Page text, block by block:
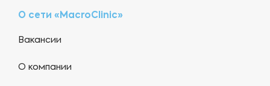
О сети «MacroClinic»
Вакансии
О компании